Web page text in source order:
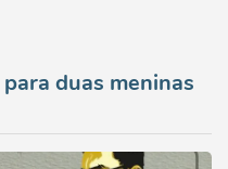
duas meninas